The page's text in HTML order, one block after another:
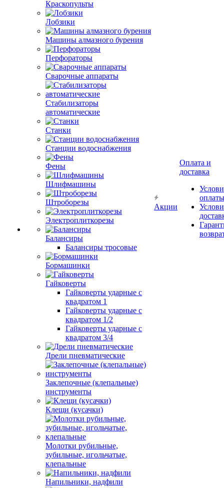
Краскопульты
Лобзики
Машины алмазного бурения
Перфораторы
Сварочные аппараты
Стабилизаторы
автоматические
Станки
Станции водоснабжения
Фены
Шлифмашины
Штроборезы
Электроплиткорезы
Балансиры
Балансиры тросовые
Бормашинки
Гайковерты
Гайковерты ударные с
квадратом 1
Гайковерты ударные с
квадратом 1/2
Гайковерты ударные с
квадратом 3/4
Дрели пневматические
Заклепочные (клепальные)
инструменты
Клещи (кусачки)
Молотки рубильные,
зубильные, игольчатые,
клепальные
Напильники, надфили
Акции
Оплата и
доставка
оплаты